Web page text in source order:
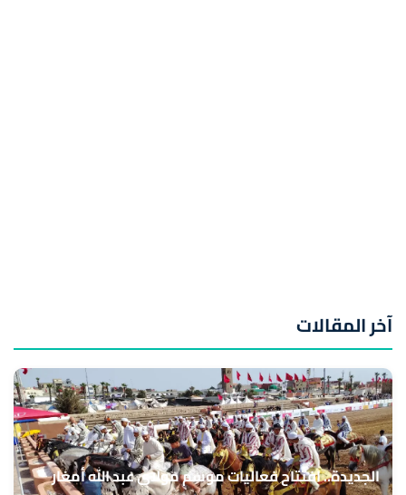
آخر المقالات
الجديدة.. افتتاح فعاليات موسم مولاي عبد الله أمغار